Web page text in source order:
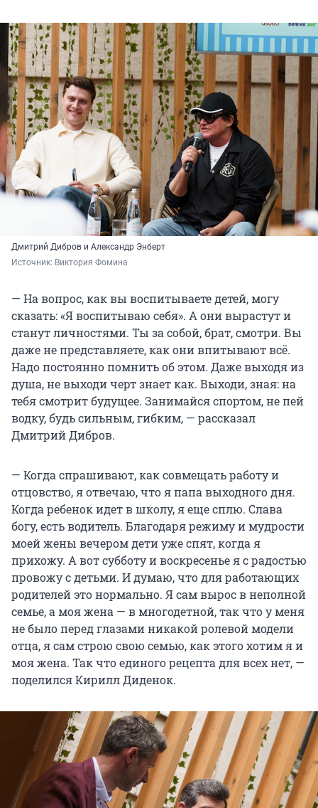
Дмитрий Дибров и Александр Энберт
Источник: Виктория Фомина
— На вопрос, как вы воспитываете детей, могу
сказать: «Я воспитываю себя». А они вырастут и
станут личностями. Ты за собой, брат, смотри. Вы
даже не представляете, как они впитывают всё.
Надо постоянно помнить об этом. Даже выходя из
душа, не выходи черт знает как. Выходи, зная: на
тебя смотрит будущее. Занимайся спортом, не пей
водку, будь сильным, гибким, — рассказал
Дмитрий Дибров.
— Когда спрашивают, как совмещать работу и
отцовство, я отвечаю, что я папа выходного дня.
Когда ребенок идет в школу, я еще сплю. Слава
богу, есть водитель. Благодаря режиму и мудрости
моей жены вечером дети уже спят, когда я
прихожу. А вот субботу и воскресенье я с радостью
провожу с детьми. И думаю, что для работающих
родителей это нормально. Я сам вырос в неполной
семье, а моя жена — в многодетной, так что у меня
не было перед глазами никакой ролевой модели
отца, я сам строю свою семью, как этого хотим я и
моя жена. Так что единого рецепта для всех нет, —
поделился Кирилл Диденок.